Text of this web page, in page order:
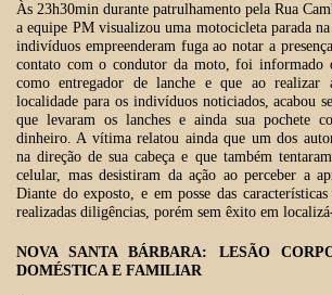
Às 23h30min durante patrulhamento pela Rua
a equipe PM visualizou uma motocicleta parada
indivíduos empreenderam fuga ao notar a
contato com o condutor da moto, foi informado
como entregador de lanche e que ao realizar
localidade para os indivíduos noticiados, acabou
que levaram os lanches e ainda sua pochete
dinheiro. A vítima relatou ainda que um dos
na direção de sua cabeça e que também
celular, mas desistiram da ação ao perceber a
Diante do exposto, e em posse das
realizadas diligências, porém sem êxito em
NOVA SANTA BÁRBARA: LESÃO
DOMÉSTICA E FAMILIAR